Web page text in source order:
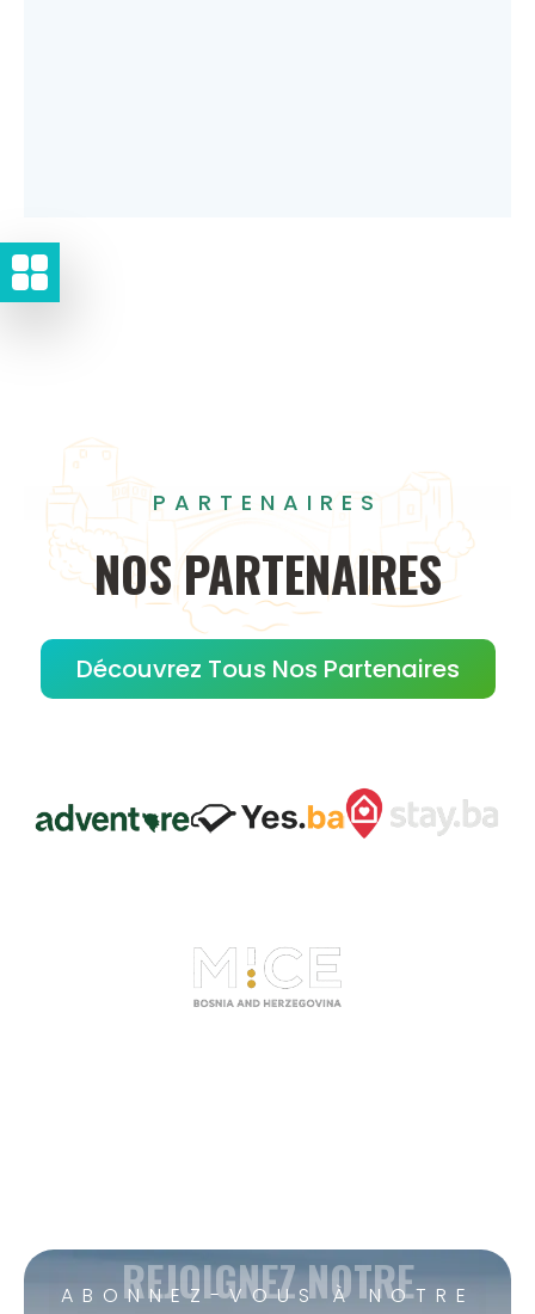
PARTENAIRES
NOS PARTENAIRES
Découvrez Tous Nos Partenaires
ABONNEZ-VOUS À NOTRE
REJOIGNEZ NOTRE